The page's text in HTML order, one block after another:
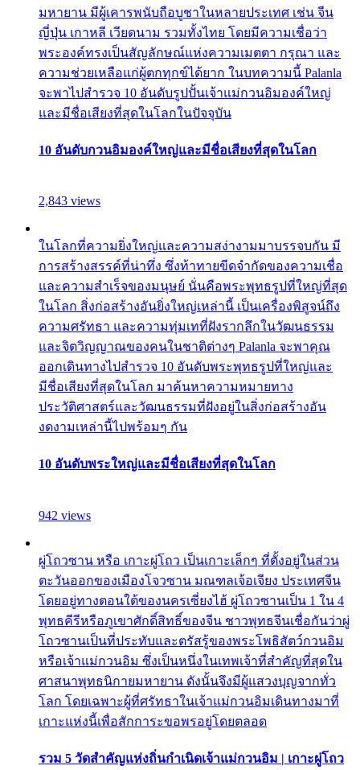
มหายาน มีผู้เคารพนับถือบูชาในหลายประเทศ เช่น จีน
ญี่ปุ่น เกาหลี เวียดนาม รวมทั้งไทย โดยมีความเชื่อว่า
พระองค์ทรงเป็นสัญลักษณ์แห่งความเมตตา กรุณา และ
ความช่วยเหลือแก่ผู้ตกทุกข์ได้ยาก ในบทความนี้ Palanla
จะพาไปสำรวจ 10 อันดับรูปปั้นเจ้าแม่กวนอิมองค์ใหญ่
และมีชื่อเสียงที่สุดในโลกในปัจจุบัน
10 อันดับกวนอิมองค์ใหญ่และมีชื่อเสียงที่สุดในโลก
2,843 views
ในโลกที่ความยิ่งใหญ่และความสง่างามมาบรรจบกัน มี
การสร้างสรรค์ที่น่าทึ่ง ซึ่งท้าทายขีดจำกัดของความเชื่อ
และความสำเร็จของมนุษย์ นั่นคือพระพุทธรูปที่ใหญ่ที่สุด
ในโลก สิ่งก่อสร้างอันยิ่งใหญ่เหล่านี้ เป็นเครื่องพิสูจน์ถึง
ความศรัทธา และความทุ่มเทที่ฝังรากลึกในวัฒนธรรม
และจิตวิญญาณของคนในชาติต่างๆ Palanla จะพาคุณ
ออกเดินทางไปสำรวจ 10 อันดับพระพุทธรูปที่ใหญ่และ
มีชื่อเสียงที่สุดในโลก มาค้นหาความหมายทาง
ประวัติศาสตร์และวัฒนธรรมที่ฝังอยู่ในสิ่งก่อสร้างอัน
งดงามเหล่านี้ไปพร้อมๆ กัน
10 อันดับพระใหญ่และมีชื่อเสียงที่สุดในโลก
942 views
ผู่โถวซาน หรือ เกาะผู่โถว เป็นเกาะเล็กๆ ที่ตั้งอยู่ในส่วน
ตะวันออกของเมืองโจวซาน มณฑลเจ้อเจียง ประเทศจีน
โดยอยู่ทางตอนใต้ของนครเซี่ยงไฮ้ ผู่โถวซานเป็น 1 ใน 4
พุทธคีรีหรือภูเขาศักดิ์สิทธิ์ของจีน ชาวพุทธจีนเชื่อกันว่าผู่
โถวซานเป็นที่ประทับและตรัสรู้ของพระโพธิสัตว์กวนอิม
หรือเจ้าแม่กวนอิม ซึ่งเป็นหนึ่งในเทพเจ้าที่สำคัญที่สุดใน
ศาสนาพุทธนิกายมหายาน ดังนั้นจึงมีผู้แสวงบุญจากทั่ว
โลก โดยเฉพาะผู้ที่ศรัทธาในเจ้าแม่กวนอิมเดินทางมาที่
เกาะแห่งนี้เพื่อสักการะขอพรอยู่โดยตลอด
รวม 5 วัดสำคัญแห่งถิ่นกำเนิดเจ้าแม่กวนอิม | เกาะผู่โถว